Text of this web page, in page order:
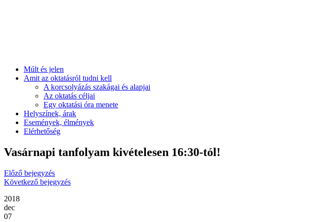
Múlt és jelen
Amit az oktatásról tudni kell
A korcsolyázás szakágai és alapjai
Az oktatás céljai
Egy oktatási óra menete
Helyszínek, árak
Események, élmények
Elérhetőség
Vasárnapi tanfolyam kivételesen 16:30-tól!
Előző bejegyzés
Következő bejegyzés
2018
dec
07